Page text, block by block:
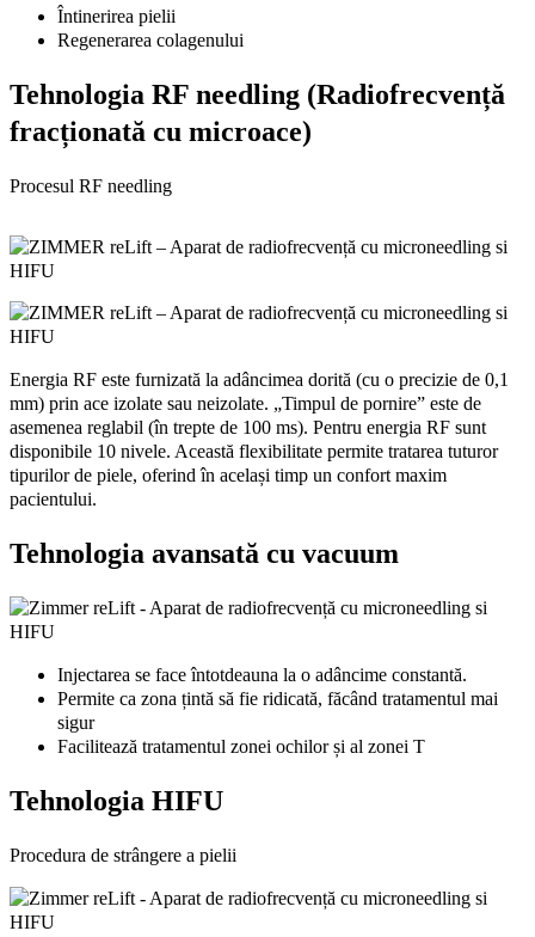
Întinerirea pielii
Regenerarea colagenului
Tehnologia RF needling (Radiofrecvență
fracționată cu microace)
Procesul RF needling
Energia RF este furnizată la adâncimea dorită (cu o precizie de 0,1
mm) prin ace izolate sau neizolate. „Timpul de pornire” este de
asemenea reglabil (în trepte de 100 ms). Pentru energia RF sunt
disponibile 10 nivele. Această flexibilitate permite tratarea tuturor
tipurilor de piele, oferind în același timp un confort maxim
pacientului.
Tehnologia avansată cu vacuum
Injectarea se face întotdeauna la o adâncime constantă.
Permite ca zona țintă să fie ridicată, făcând tratamentul mai
sigur
Facilitează tratamentul zonei ochilor și al zonei T
Tehnologia HIFU
Procedura de strângere a pielii